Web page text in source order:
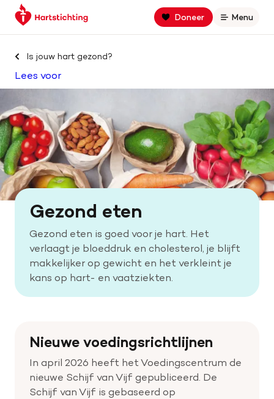
Spring
naar
Spring
naar
navigatie
Keer
terug
de
homepage
Doneer
Open
Menu
Zoek binnen hartstichting.nl
Zoeken
Home
Hart- en vaatziekten
Oorzaken
Is jouw hart gezond?
Help mee met geld
Wetenschappelijk onderzoek
Is jouw hart gezond?
Lees voor
Gezond eten
Gezond eten is goed voor je hart. Het
verlaagt je bloeddruk en cholesterol, je blijft
makkelijker op gewicht en het verkleint je
kans op hart- en vaatziekten.
Nieuwe voedingsrichtlijnen
In april 2026 heeft het Voedingscentrum de
nieuwe Schijf van Vijf gepubliceerd. De
Schijf van Vijf is gebaseerd op